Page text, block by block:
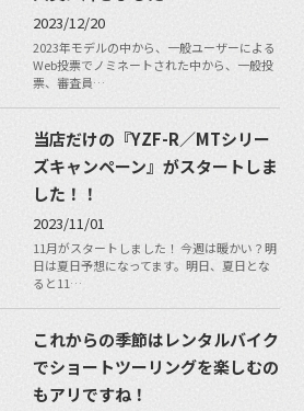
2023/12/20
2023年モデルの中から、一般ユーザーによる
Web投票でノミネートされた中から、一般投
票、審査員…
当店だけの『YZF-R／MTシリー
ズキャンペーン』がスタートしま
した！！
2023/11/01
11月がスタートしました！ 今週は暖かい？明
日は夏日予想になってます。明日、夏日とな
ると11…
これからの季節はレンタルバイク
でショートツーリングを楽しむの
もアリですね！